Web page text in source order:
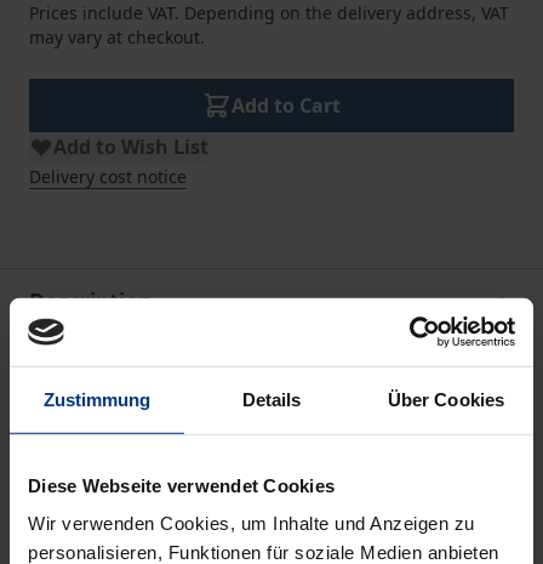
Zustimmung Details Über Cookies
Diese Webseite verwendet Cookies
Wir verwenden Cookies, um Inhalte und Anzeigen zu
personalisieren, Funktionen für soziale Medien anbieten
Prices include VAT. Depending on the delivery address, VAT
may vary at checkout.
Add to Cart
Add to Wish List
Delivery cost notice
Description
Das Recht der Ordnungswidrigkeiten hat eine sehr
große Praxisrelevanz. Gute Kenntnisse werden
insbesondere von den (zukünftigen)
Mitarbeiterinnen und Mitarbeitern in den
das Recht der Ordnungswidrigkeiten jedoch fast